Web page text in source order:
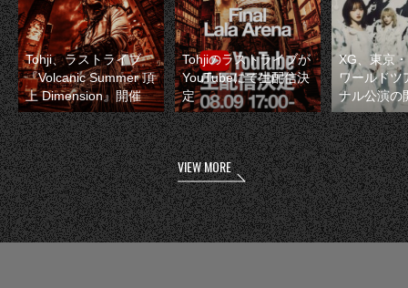
Tohji、ラストライブ
『Volcanic Summer 頂
上 Dimension』開催
Tohjiのラストライブが
YouTubeにて生配信決
定
XG、東京
ワールドツ
ナル公演の
VIEW MORE